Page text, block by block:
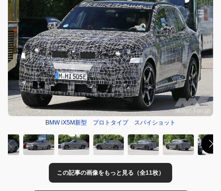
BMW iX5M新型 プロトタイプ スパイショット
この記事の画像をもっと見る（全11枚）